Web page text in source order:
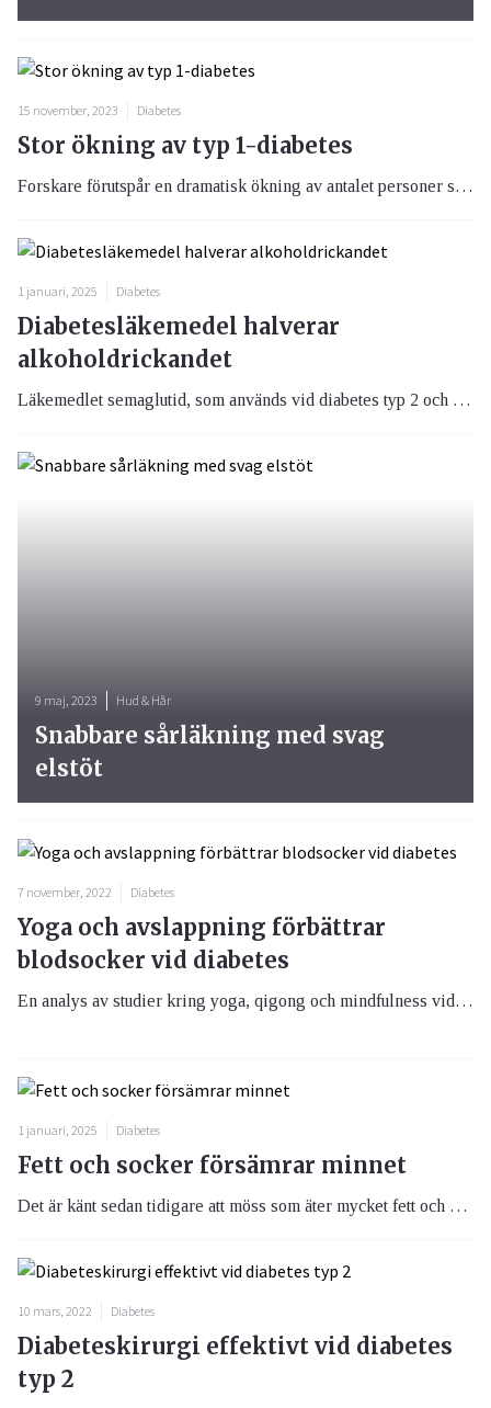
15 november, 2023 Diabetes
Stor ökning av typ 1-diabetes
Forskare förutspår en dramatisk ökning av antalet personer som drabbas av typ 1-diabetes enligt en studie publicerad i tidskriften The Lancet Diabetes & Endocrinology. Studien framhäver också det orättvisa gapet i diabetesvården.
1 januari, 2025 Diabetes
Diabetesläkemedel halverar
alkoholdrickandet
Läkemedlet semaglutid, som används vid diabetes typ 2 och fetma, kan också vara effektivt vid behandling av alkoholberoende. En studie från Göteborgs universitet visar att alkoholintaget mer än halverades hos råttor som behandlades med semaglutid.
9 maj, 2023 Hud & Hår
Snabbare sårläkning med svag
elstöt
7 november, 2022 Diabetes
Yoga och avslappning förbättrar
blodsocker vid diabetes
En analys av studier kring yoga, qigong och mindfulness vid diabetes visar på lovande resultat och blodsockersänkande effekter i nivå med traditionell diabetesbehandling.
1 januari, 2025 Diabetes
Fett och socker försämrar minnet
Det är känt sedan tidigare att möss som äter mycket fett och socker får sämre minne. Nu har forskare även kunnat visa att när mössen förbättrade sin diet återställdes minnesfunktionen.
10 mars, 2022 Diabetes
Diabeteskirurgi effektivt vid diabetes
typ 2